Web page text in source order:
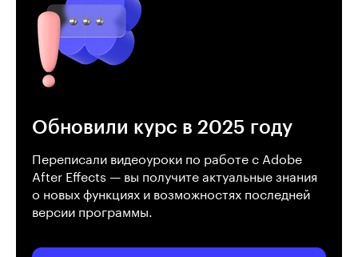
Обновили курс в 2025 году
Переписали видеоуроки по работе с Adobe
After Effects — вы получите актуальные знания
о новых функциях и возможностях последней
версии программы.